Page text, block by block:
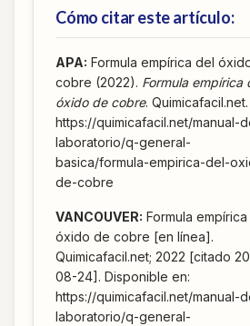
Cómo citar este artículo:
APA: Formula empírica del
cobre (2022). Formula empírica
óxido de cobre. Quimicafacil.net.
https://quimicafacil.net/manual-
laboratorio/q-general-
basica/formula-empirica-del-
de-cobre
VANCOUVER: Formula
óxido de cobre [en línea].
Quimicafacil.net; 2022 [citado
08-24]. Disponible en:
https://quimicafacil.net/manual-
laboratorio/q-general-